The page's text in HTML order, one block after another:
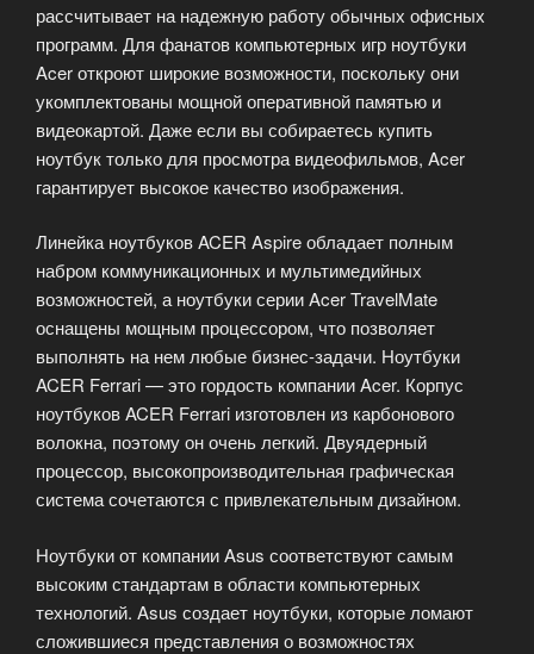
рассчитывает на надежную работу обычных офисных
программ. Для фанатов компьютерных игр ноутбуки
Acer откроют широкие возможности, поскольку они
укомплектованы мощной оперативной памятью и
видеокартой. Даже если вы собираетесь купить
ноутбук только для просмотра видеофильмов, Acer
гарантирует высокое качество изображения.
Линейка ноутбуков ACER Aspire обладает полным
набром коммуникационных и мультимедийных
возможностей, а ноутбуки серии Acer TravelMate
оснащены мощным процессором, что позволяет
выполнять на нем любые бизнес-задачи. Ноутбуки
ACER Ferrari — это гордость компании Acer. Корпус
ноутбуков ACER Ferrari изготовлен из карбонового
волокна, поэтому он очень легкий. Двуядерный
процессор, высокопроизводительная графическая
система сочетаются с привлекательным дизайном.
Ноутбуки от компании Asus соответствуют самым
высоким стандартам в области компьютерных
технологий. Asus создает ноутбуки, которые ломают
сложившиеся представления о возможностях